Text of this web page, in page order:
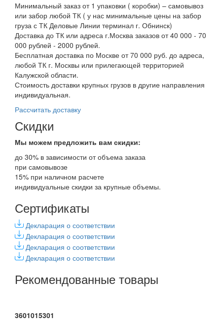
Минимальный заказ от 1 упаковки ( коробки) – самовывоз
или забор любой ТК ( у нас минимальные цены на забор
груза с ТК Деловые Линии терминал г. Обнинск)
Доставка до ТК или адреса г.Москва заказов от 40 000 - 70
000 рублей - 2000 рублей.
Бесплатная доставка по Москве от 70 000 руб. до адреса,
любой ТК г. Москвы или прилегающей территорией
Калужской области.
Стоимость доставки крупных грузов в другие направления
индивидуальная.
Рассчитать доставку
Скидки
Мы можем предложить вам скидки:
до 30% в зависимости от объема заказа
при самовывозе
15% при наличном расчете
индивидуальные скидки за крупные объемы.
Сертификаты
Декларация о соответствии
Декларация о соответствии
Декларация о соответствии
Декларация о соответствии
Рекомендованные товары
3601015301